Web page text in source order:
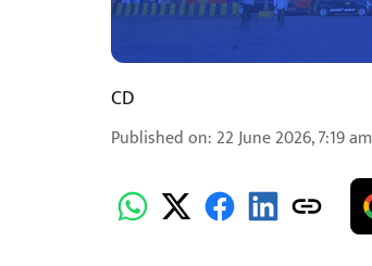
CD
Published on: 22 June 2026, 7:19 am